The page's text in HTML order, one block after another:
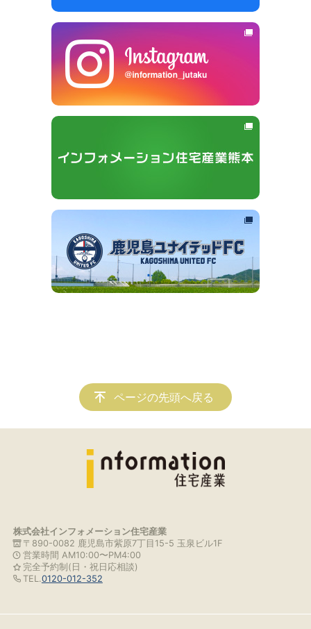
ページの先頭へ戻る
株式会社インフォメーション住宅産業
〒890-0082 鹿児島市紫原7丁目15-5 玉泉ビル1F
営業時間 AM10:00〜PM4:00
完全予約制(日・祝日応相談)
TEL.0120-012-352